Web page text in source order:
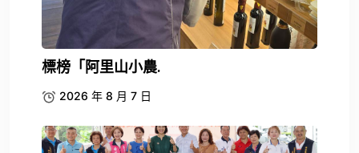
標榜「阿里山小農.
2026 年 8 月 7 日